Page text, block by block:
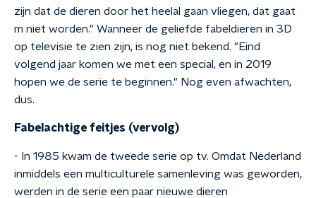
zijn dat de dieren door het heelal gaan vliegen, dat gaat
m niet worden." Wanneer de geliefde fabeldieren in 3D
op televisie te zien zijn, is nog niet bekend. "Eind
volgend jaar komen we met een special, en in 2019
hopen we de serie te beginnen." Nog even afwachten,
dus.
Fabelachtige feitjes (vervolg)
- In 1985 kwam de tweede serie op tv. Omdat Nederland
inmiddels een multiculturele samenleving was geworden,
werden in de serie een paar nieuwe dieren